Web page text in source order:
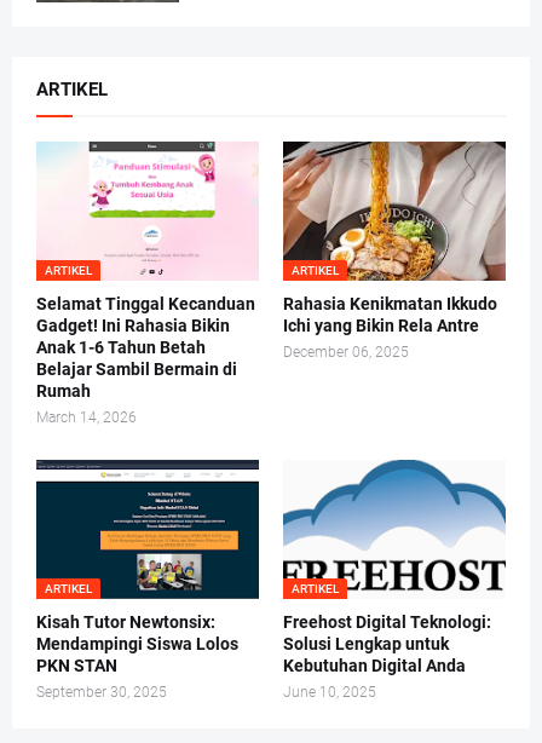
ARTIKEL
ARTIKEL
Selamat Tinggal Kecanduan
Gadget! Ini Rahasia Bikin
Anak 1-6 Tahun Betah
Belajar Sambil Bermain di
Rumah
March 14, 2026
ARTIKEL
Rahasia Kenikmatan Ikkudo
Ichi yang Bikin Rela Antre
December 06, 2025
ARTIKEL
Kisah Tutor Newtonsix:
Mendampingi Siswa Lolos
PKN STAN
September 30, 2025
ARTIKEL
Freehost Digital Teknologi:
Solusi Lengkap untuk
Kebutuhan Digital Anda
June 10, 2025